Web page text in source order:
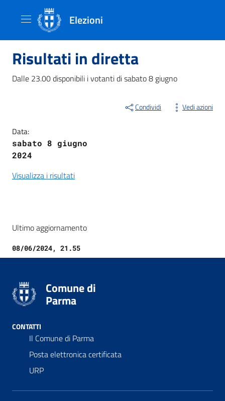
Elezioni
Risultati in diretta
Dalle 23.00 disponibili i votanti di sabato 8 giugno
Condividi Vedi azioni
Data:
sabato 8 giugno
2024
Visualizza i risultati
Ultimo aggiornamento
08/06/2024, 21.55
Comune di
Parma
CONTATTI
Il Comune di Parma
Posta elettronica certificata
URP